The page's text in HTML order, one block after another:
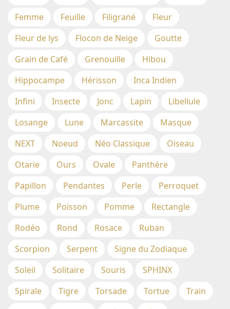
Femme
Feuille Filigrané
Fleur
Fleur de lys
Flocon de Neige
Goutte
Grain de Café
Grenouille
Hibou
Hippocampe
Hérisson
Inca Indien
Infini
Insecte Jonc Lapin
Libellule
Losange
Lune Marcassite
Masque
NEXT
Noeud Néo Classique
Oiseau
Otarie
Ours Ovale
Panthère
Papillon
Pendantes Perle
Perroquet
Plume
Poisson Pomme
Rectangle
Rodéo
Rond Rosace
Ruban
Scorpion
Serpent
Signe du Zodiaque
Soleil
Solitaire Souris
SPHINX
Spirale
Tigre Torsade Tortue
Train